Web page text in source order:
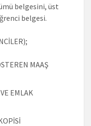
belgesini, üst
belgesi.
MAAŞ
EMLAK